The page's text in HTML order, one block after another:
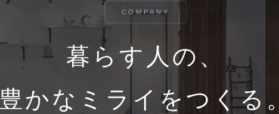
COMPANY
暮らす人の、
豊かなミライをつくる